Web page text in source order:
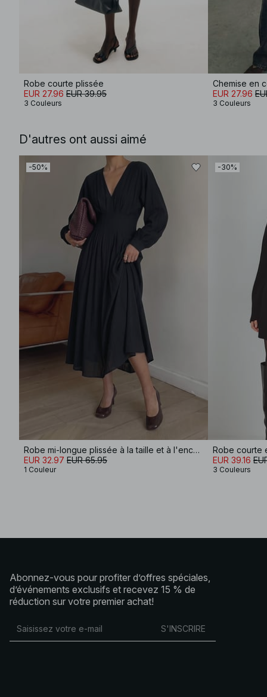
Robe courte plissée
EUR 27.96 EUR 39.95
3 Couleurs
Chemise en
EUR 27.96
3 Couleurs
D'autres ont aussi aimé
-50%
Robe mi-longue plissée à la taille et à l'encolure en V
EUR 32.97 EUR 65.95
1 Couleur
-30%
Robe courte
EUR 39.16
3 Couleurs
Abonnez-vous pour profiter d’offres spéciales,
d’événements exclusifs et recevez 15 % de
réduction sur votre premier achat!
S'INSCRIRE